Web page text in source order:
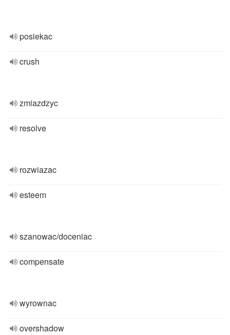
posiekac
crush
zmiazdzyc
resolve
rozwiazac
esteem
szanowac/doceniac
compensate
wyrownac
overshadow